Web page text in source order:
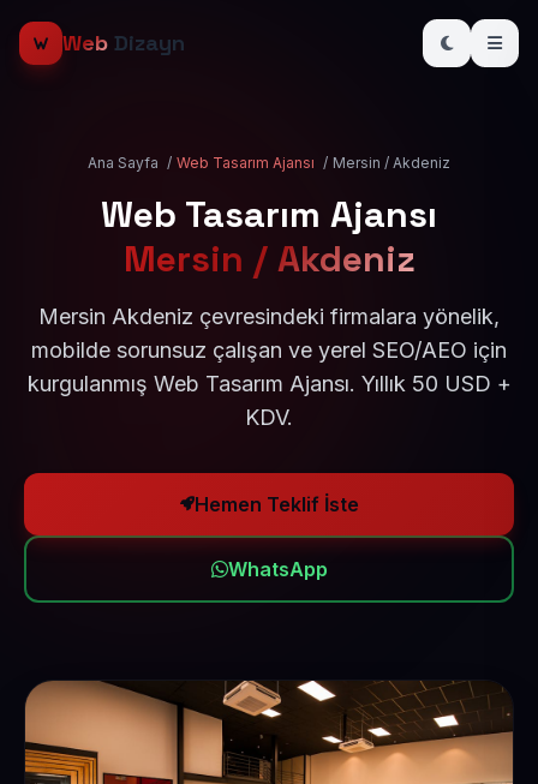
Web Dizayn
Ana Sayfa / Web Tasarım Ajansı / Mersin / Akdeniz
Web Tasarım Ajansı
Mersin / Akdeniz
Mersin Akdeniz çevresindeki firmalara yönelik,
mobilde sorunsuz çalışan ve yerel SEO/AEO için
kurgulanmış Web Tasarım Ajansı. Yıllık 50 USD +
KDV.
Hemen Teklif İste
WhatsApp